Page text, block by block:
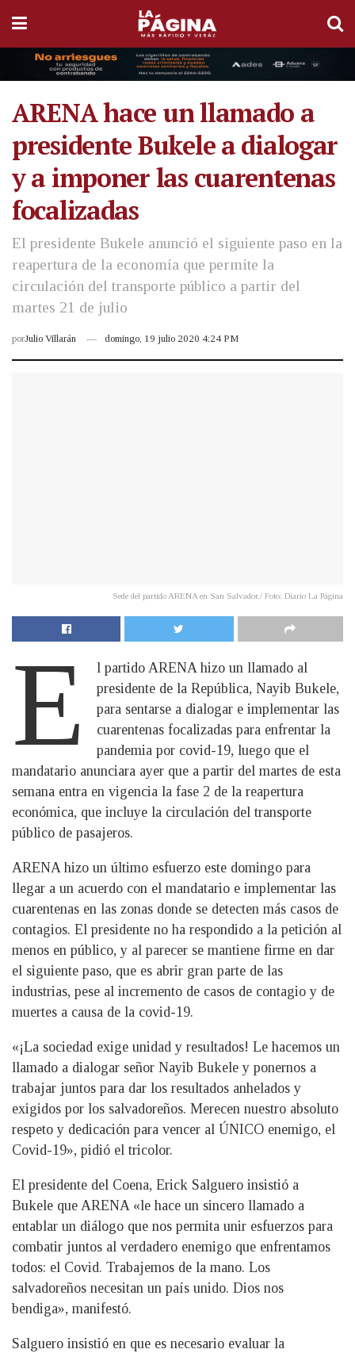
ARENA hace un llamado a
presidente Bukele a dialogar
y a imponer las cuarentenas
focalizadas
El presidente Bukele anunció el siguiente paso en la
reapertura de la economía que permite la
circulación del transporte público a partir del
martes 21 de julio
porJulio Villarán domingo, 19 julio 2020 4:24 PM
Sede del partido ARENA en San Salvador./ Foto: Diario La Página
E
l partido ARENA hizo un llamado al
presidente de la República, Nayib Bukele,
para sentarse a dialogar e implementar las
cuarentenas focalizadas para enfrentar la
pandemia por covid-19, luego que el
mandatario anunciara ayer que a partir del martes de esta
semana entra en vigencia la fase 2 de la reapertura
económica, que incluye la circulación del transporte
público de pasajeros.
ARENA hizo un último esfuerzo este domingo para
llegar a un acuerdo con el mandatario e implementar las
cuarentenas en las zonas donde se detecten más casos de
contagios. El presidente no ha respondido a la petición al
menos en público, y al parecer se mantiene firme en dar
el siguiente paso, que es abrir gran parte de las
industrias, pese al incremento de casos de contagio y de
muertes a causa de la covid-19.
«¡La sociedad exige unidad y resultados! Le hacemos un
llamado a dialogar señor Nayib Bukele y ponernos a
trabajar juntos para dar los resultados anhelados y
exigidos por los salvadoreños. Merecen nuestro absoluto
respeto y dedicación para vencer al ÚNICO enemigo, el
Covid-19», pidió el tricolor.
El presidente del Coena, Erick Salguero insistió a
Bukele que ARENA «le hace un sincero llamado a
entablar un diálogo que nos permita unir esfuerzos para
combatir juntos al verdadero enemigo que enfrentamos
todos: el Covid. Trabajemos de la mano. Los
salvadoreños necesitan un país unido. Dios nos
bendiga», manifestó.
Salguero insistió en que es necesario evaluar la